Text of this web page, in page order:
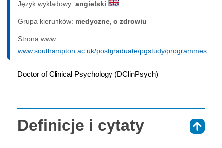
Język wykładowy: angielski
Grupa kierunków: medyczne, o zdrowiu
Strona www:
www.southampton.ac.uk/postgraduate/pgstudy/programmes/
Doctor of Clinical Psychology (DClinPsych)
Definicje i cytaty